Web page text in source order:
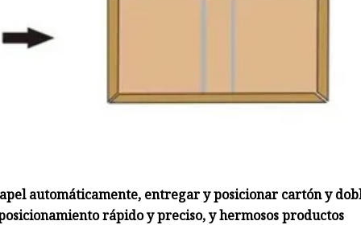
automáticamente, entregar y posicionar cartón y
rápido y preciso, y hermosos productos